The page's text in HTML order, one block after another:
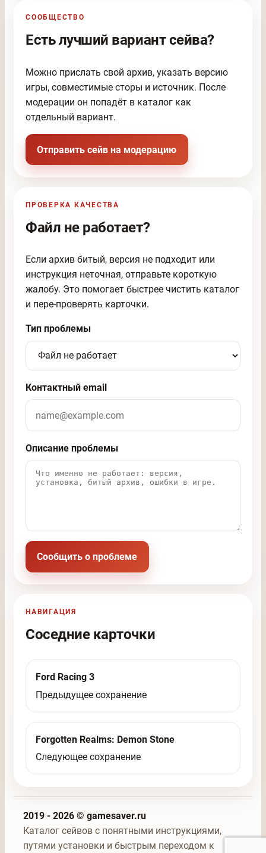
СООБЩЕСТВО
Есть лучший вариант сейва?
Можно прислать свой архив, указать версию
игры, совместимые сторы и источник. После
модерации он попадёт в каталог как
отдельный вариант.
Отправить сейв на модерацию
ПРОВЕРКА КАЧЕСТВА
Файл не работает?
Если архив битый, версия не подходит или
инструкция неточная, отправьте короткую
жалобу. Это помогает быстрее чистить каталог
и пере-проверять карточки.
Тип проблемы
Контактный email
Описание проблемы
Сообщить о проблеме
НАВИГАЦИЯ
Соседние карточки
Ford Racing 3
Предыдущее сохранение
Forgotten Realms: Demon Stone
Следующее сохранение
2019 - 2026 © gamesaver.ru
Каталог сейвов с понятными инструкциями,
путями установки и быстрым переходом к